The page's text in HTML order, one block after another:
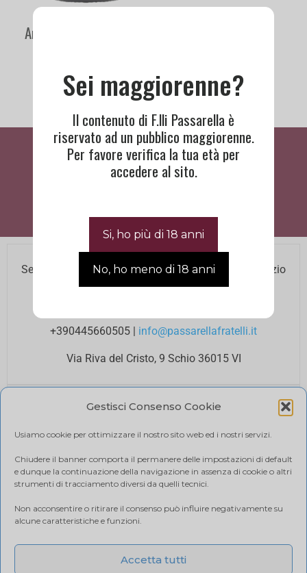
Gestisci Consenso Cookie
Usiamo cookie per ottimizzare il nostro sito web ed i nostri servizi.
Chiudere il banner comporta il permanere delle impostazioni di default
e dunque la continuazione della navigazione in assenza di cookie o altri
strumenti di tracciamento diversi da quelli tecnici.
Non acconsentire o ritirare il consenso può influire negativamente su
alcune caratteristiche e funzioni.
Accetta tutti
Amaro Articolo 5 | Villa
Cosa Dicono Di Noi
Se hai bisogno di assistenza contatta il nostro Servizio
Clienti agli orari di ufficio.
+390445660505 | info@passarellafratelli.it
Via Riva del Cristo, 9 Schio 36015 VI
I tuoi pagamenti online sono protetti e accettiamo il
RIMBORSI E RESI
Politica di reso
SPEDIZIONE
alla quantità di acquisto. Visualizza il tuo carrello.
Sei maggiorenne?
Il contenuto di F.lli Passarella è
riservato ad un pubblico maggiorenne.
Per favore verifica la tua età per
accedere al sito.